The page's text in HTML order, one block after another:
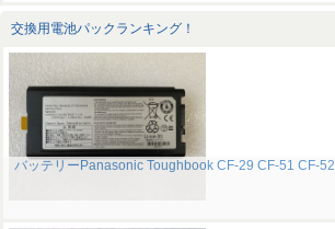
交換用電池パックランキング！
バッテリーPanasonic Toughbook CF-29 CF-51 CF-52